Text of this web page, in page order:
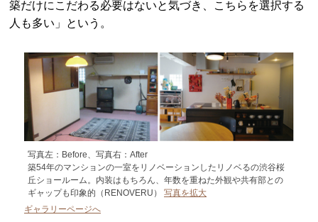
築だけにこだわる必要はないと気づき、こちらを選択する
人も多い」という。
写真左：Before、写真右：After
築54年のマンションの一室をリノベーションしたリノベるの渋谷桜
丘ショールーム。内装はもちろん、年数を重ねた外観や共有部との
ギャップも印象的（RENOVERU） 写真を拡大
ギャラリーページへ